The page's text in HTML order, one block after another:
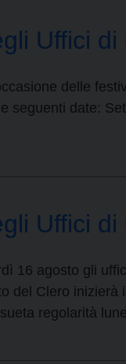
Uffici
delle
seguenti date:
Uffici
16 agosto gli
del Clero
regolarità